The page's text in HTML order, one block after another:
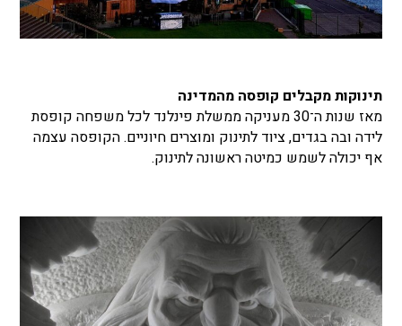
תינוקות מקבלים קופסה מהמדינה
מאז שנות ה־30 מעניקה ממשלת פינלנד לכל משפחה קופסת
לידה ובה בגדים, ציוד לתינוק ומוצרים חיוניים. הקופסה עצמה
אף יכולה לשמש כמיטה ראשונה לתינוק.